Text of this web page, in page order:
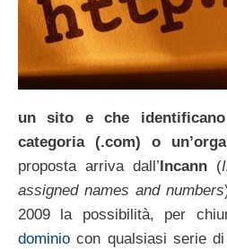
un sito e che
categoria (.com) o
proposta arriva dall’ Incann (
assigned names and numbers
2009 la possibilità, per
dominio con qualsiasi serie